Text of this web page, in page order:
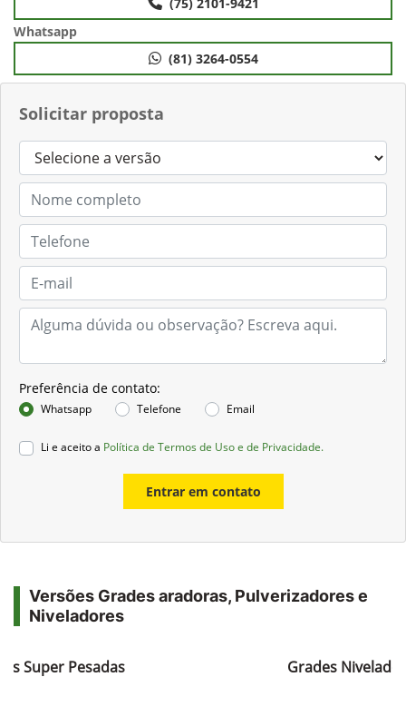
Solicitar proposta
Preferência de contato:
Whatsapp Telefone Email
Li e aceito a Política de Termos de Uso e de Privacidade.
Entrar em contato
Whatsapp
(81) 3264-0554
Versões Grades aradoras, Pulverizadores e
Niveladores
Super Pesadas Grades